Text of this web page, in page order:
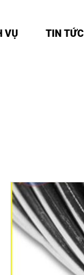
VỤ TIN TỨC